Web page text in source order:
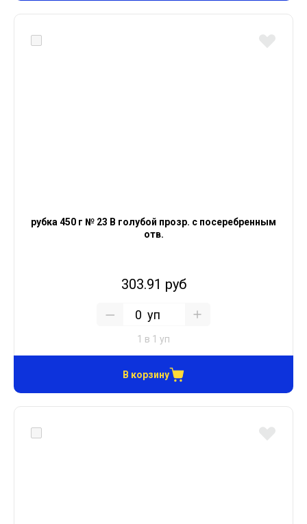
рубка 450 г № 23 В голубой прозр. с посеребренным
отв.
303.91 руб
уп
1 в 1 уп
В корзину